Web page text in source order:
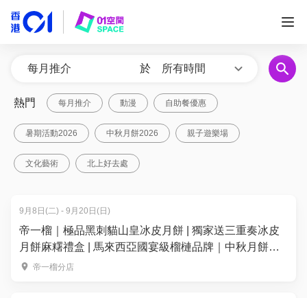
於 所有時間
熱門 每月推介 動漫 自助餐優惠
暑期活動2026 中秋月餅2026 親子遊樂場
文化藝術 北上好去處
9月8日(二) - 9月20日(日)
帝一榴｜極品黑刺貓山皇冰皮月餅 | 獨家送三重奏冰皮
月餅麻糬禮盒 | 馬來西亞國宴級榴槤品牌｜中秋月餅
2026帝一榴分店